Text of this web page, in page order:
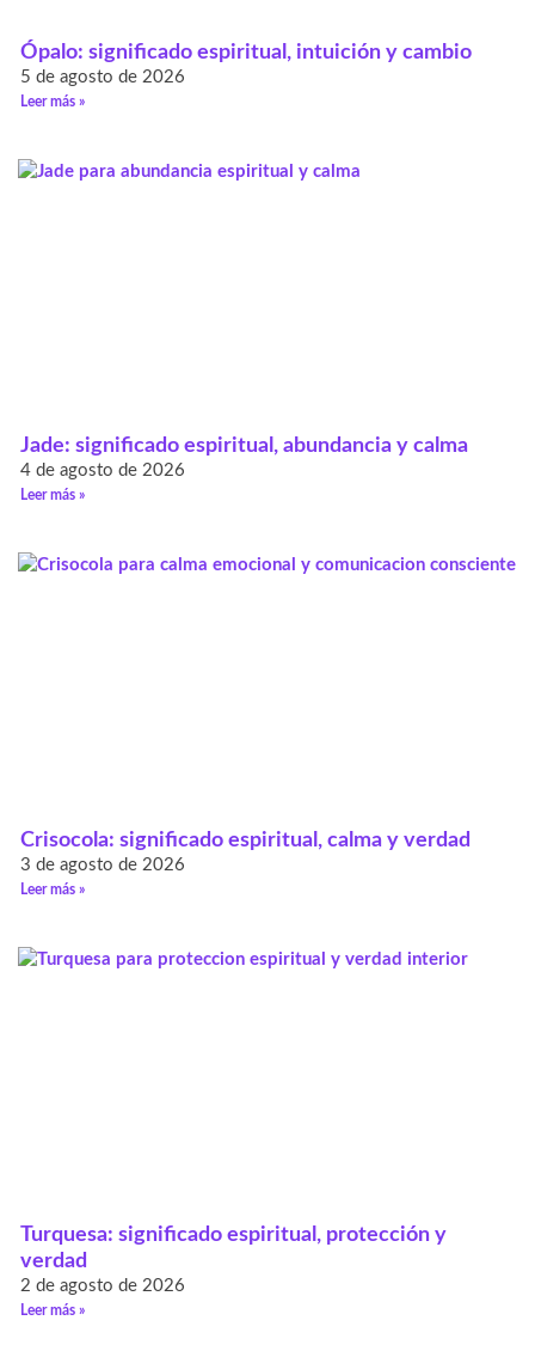
Ópalo: significado espiritual, intuición y cambio
5 de agosto de 2026
Leer más »
Jade: significado espiritual, abundancia y calma
4 de agosto de 2026
Leer más »
Crisocola: significado espiritual, calma y verdad
3 de agosto de 2026
Leer más »
Turquesa: significado espiritual, protección y
verdad
2 de agosto de 2026
Leer más »